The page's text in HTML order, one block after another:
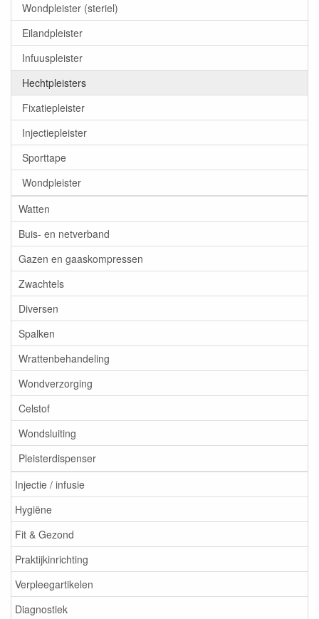
Wondpleister (steriel)
Eilandpleister
Infuuspleister
Hechtpleisters
Fixatiepleister
Injectiepleister
Sporttape
Wondpleister
Watten
Buis- en netverband
Gazen en gaaskompressen
Zwachtels
Diversen
Spalken
Wrattenbehandeling
Wondverzorging
Celstof
Wondsluiting
Pleisterdispenser
Injectie / infusie
Hygiëne
Fit & Gezond
Praktijkinrichting
Verpleegartikelen
Diagnostiek